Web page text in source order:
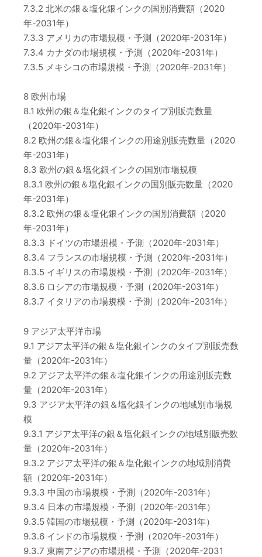
7.3.2 北米の銀＆塩化銀インクの国別消費額（2020
年-2031年）
7.3.3 アメリカの市場規模・予測（2020年-2031年）
7.3.4 カナダの市場規模・予測（2020年-2031年）
7.3.5 メキシコの市場規模・予測（2020年-2031年）
8 欧州市場
8.1 欧州の銀＆塩化銀インクのタイプ別販売数量
（2020年-2031年）
8.2 欧州の銀＆塩化銀インクの用途別販売数量（2020
年-2031年）
8.3 欧州の銀＆塩化銀インクの国別市場規模
8.3.1 欧州の銀＆塩化銀インクの国別販売数量（2020
年-2031年）
8.3.2 欧州の銀＆塩化銀インクの国別消費額（2020
年-2031年）
8.3.3 ドイツの市場規模・予測（2020年-2031年）
8.3.4 フランスの市場規模・予測（2020年-2031年）
8.3.5 イギリスの市場規模・予測（2020年-2031年）
8.3.6 ロシアの市場規模・予測（2020年-2031年）
8.3.7 イタリアの市場規模・予測（2020年-2031年）
9 アジア太平洋市場
9.1 アジア太平洋の銀＆塩化銀インクのタイプ別販売数
量（2020年-2031年）
9.2 アジア太平洋の銀＆塩化銀インクの用途別販売数
量（2020年-2031年）
9.3 アジア太平洋の銀＆塩化銀インクの地域別市場規
模
9.3.1 アジア太平洋の銀＆塩化銀インクの地域別販売数
量（2020年-2031年）
9.3.2 アジア太平洋の銀＆塩化銀インクの地域別消費
額（2020年-2031年）
9.3.3 中国の市場規模・予測（2020年-2031年）
9.3.4 日本の市場規模・予測（2020年-2031年）
9.3.5 韓国の市場規模・予測（2020年-2031年）
9.3.6 インドの市場規模・予測（2020年-2031年）
9.3.7 東南アジアの市場規模・予測（2020年-2031